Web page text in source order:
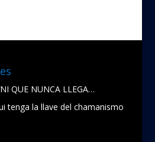
QUE NUNCA LLEGA…
tenga la llave del chamanismo